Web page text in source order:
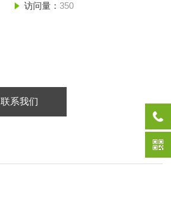
访问量： 350
联系我们